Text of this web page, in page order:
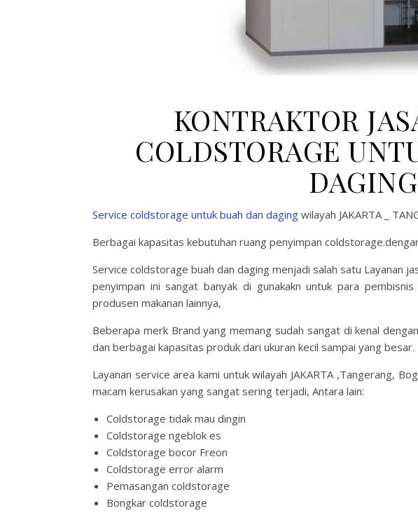
KONTRAKTOR
COLDSTORAGE
DAGING
Service coldstorage untuk buah dan daging wilayah JAKARTA _
Berbagai kapasitas kebutuhan ruang penyimpan
Service coldstorage buah dan daging menjadi salah satu Layanan
penyimpan ini sangat banyak di gunakakn untuk para
produsen makanan lainnya,
Beberapa merk Brand yang memang sudah sangat di kenal
dan berbagai kapasitas produk dari ukuran kecil sampai yang besar.
Layanan service area kami untuk wilayah JAKARTA ,Tangerang,
macam kerusakan yang sangat sering terjadi, Antara lain:
Coldstorage tidak mau dingin
Coldstorage ngeblok es
Coldstorage bocor Freon
Coldstorage error alarm
Pemasangan coldstorage
Bongkar coldstorage